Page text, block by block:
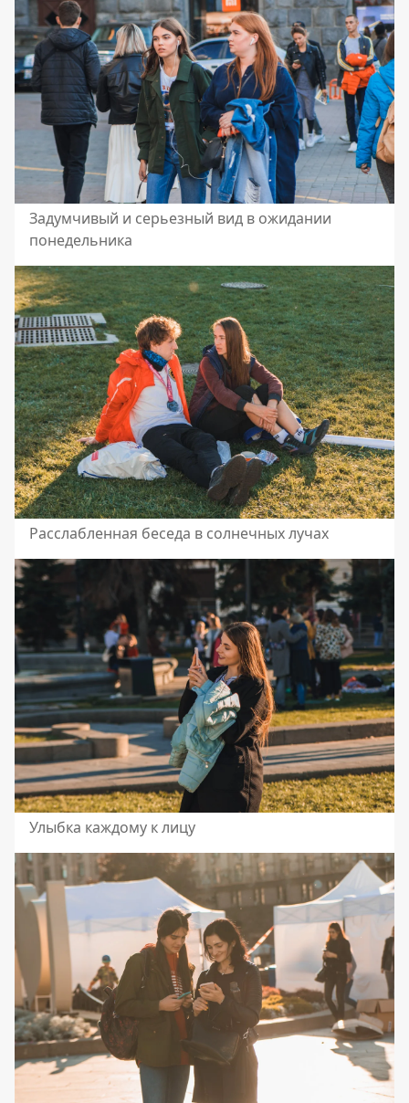
Задумчивый и серьезный вид в ожидании
понедельника
Расслабленная беседа в солнечных лучах
Улыбка каждому к лицу